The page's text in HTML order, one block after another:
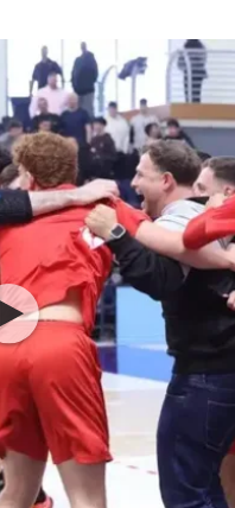
הפועל תל אביב
הפועל חיפה
הפועל באר שבע
מכבי נתניה
בני יהודה